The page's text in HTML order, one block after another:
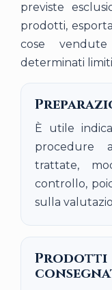
previste
prodotti,
cose
determinati
È utile
procedure
trattate,
controllo,
sulla